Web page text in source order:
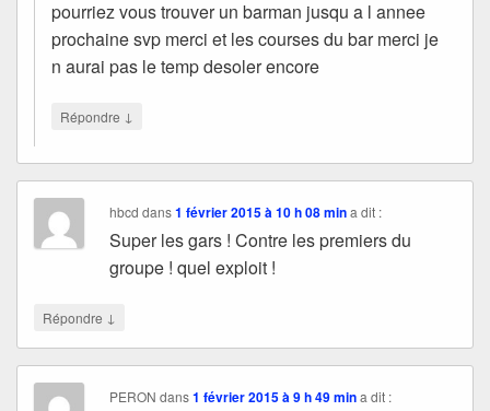
pourriez vous trouver un barman jusqu a l annee
prochaine svp merci et les courses du bar merci je
n aurai pas le temp desoler encore
Répondre ↓
hbcd dans1 février 2015 à 10 h 08 min a dit :
Super les gars ! Contre les premiers du
groupe ! quel exploit !
Répondre ↓
PERON dans1 février 2015 à 9 h 49 min a dit :